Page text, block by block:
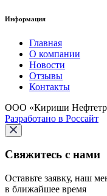
Информация
Главная
О компании
Новости
Отзывы
Контакты
ООО «Кириши
Разработано в Россайт
Свяжитесь с нами
Оставьте заявку, наш
в ближайшее время